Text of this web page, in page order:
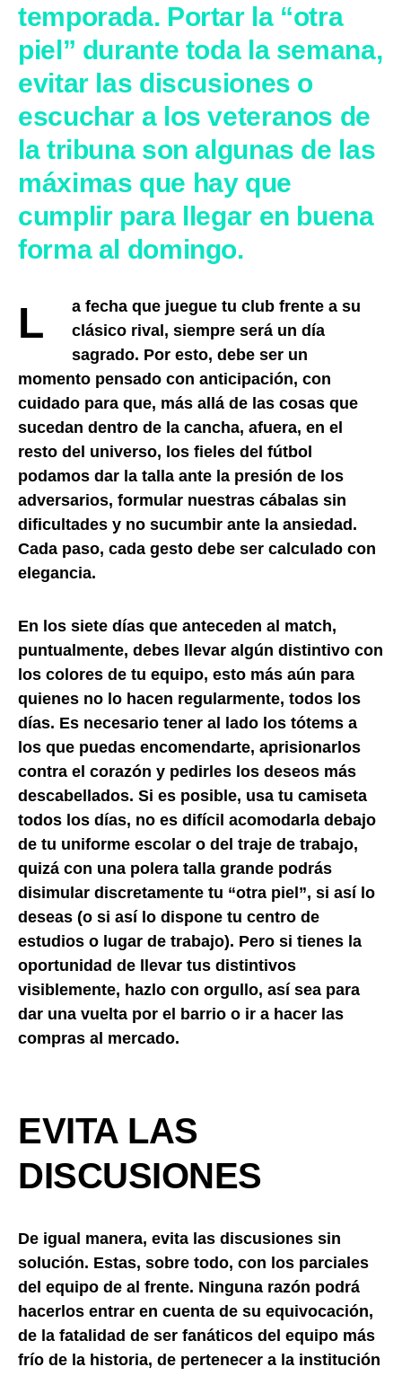
temporada. Portar la “otra
piel” durante toda la semana,
evitar las discusiones o
escuchar a los veteranos de
la tribuna son algunas de las
máximas que hay que
cumplir para llegar en buena
forma al domingo.
La fecha que juegue tu club frente a su
clásico rival, siempre será un día
sagrado. Por esto, debe ser un
momento pensado con anticipación, con
cuidado para que, más allá de las cosas que
sucedan dentro de la cancha, afuera, en el
resto del universo, los fieles del fútbol
podamos dar la talla ante la presión de los
adversarios, formular nuestras cábalas sin
dificultades y no sucumbir ante la ansiedad.
Cada paso, cada gesto debe ser calculado con
elegancia.
En los siete días que anteceden al match,
puntualmente, debes llevar algún distintivo con
los colores de tu equipo, esto más aún para
quienes no lo hacen regularmente, todos los
días. Es necesario tener al lado los tótems a
los que puedas encomendarte, aprisionarlos
contra el corazón y pedirles los deseos más
descabellados. Si es posible, usa tu camiseta
todos los días, no es difícil acomodarla debajo
de tu uniforme escolar o del traje de trabajo,
quizá con una polera talla grande podrás
disimular discretamente tu “otra piel”, si así lo
deseas (o si así lo dispone tu centro de
estudios o lugar de trabajo). Pero si tienes la
oportunidad de llevar tus distintivos
visiblemente, hazlo con orgullo, así sea para
dar una vuelta por el barrio o ir a hacer las
compras al mercado.
EVITA LAS
DISCUSIONES
De igual manera, evita las discusiones sin
solución. Estas, sobre todo, con los parciales
del equipo de al frente. Ninguna razón podrá
hacerlos entrar en cuenta de su equivocación,
de la fatalidad de ser fanáticos del equipo más
frío de la historia, de pertenecer a la institución